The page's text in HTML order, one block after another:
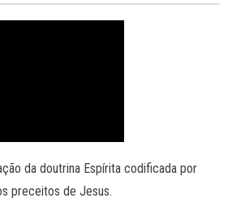
da doutrina Espírita codificada por
preceitos de Jesus.